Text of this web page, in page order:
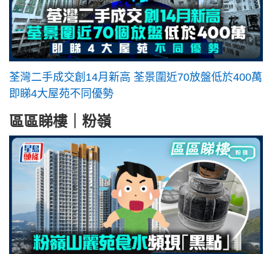
荃灣二手成交創14月新高 荃景圍近70放盤低於400萬
即睇4大屋苑不同優勢
區區睇樓｜粉嶺